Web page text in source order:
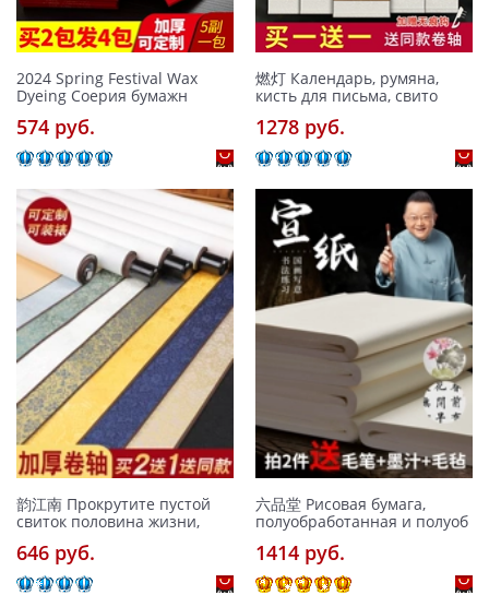
2024 Spring Festival Wax
Dyeing Соерия бумажн
574 pуб.
燃灯 Календарь, румяна,
кисть для письма, свито
1278 pуб.
韵江南 Прокрутите пустой
свиток половина жизни,
646 pуб.
六品堂 Рисовая бумага,
полуобработанная и полуоб
1414 pуб.